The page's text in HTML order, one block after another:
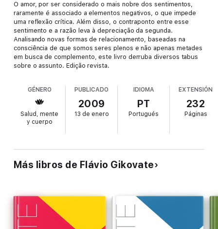
O amor, por ser considerado o mais nobre dos sentimentos,
raramente é associado a elementos negativos, o que impede
uma reflexão crítica. Além disso, o contraponto entre esse
sentimento e a razão leva à depreciação da segunda.
Analisando novas formas de relacionamento, baseadas na
consciência de que somos seres plenos e não apenas metades
em busca de complemento, este livro derruba diversos tabus
sobre o assunto. Edição revista.
GÉNERO
Salud, mente
y cuerpo
PUBLICADO
2009
13 de enero
IDIOMA
PT
Portugués
EXTENSIÓN
232
Páginas
Más libros de Flávio Gikovate